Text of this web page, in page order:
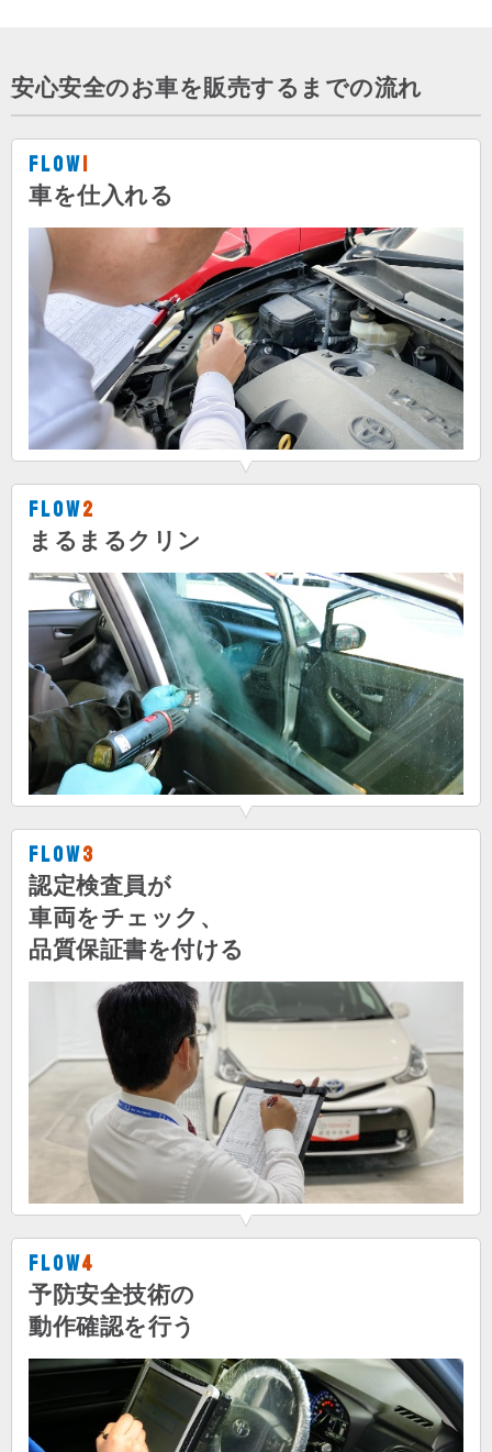
安心安全のお車を販売するまでの流れ
Flow1
車を仕入れる
Flow2
まるまるクリン
Flow3
認定検査員が
車両をチェック、
品質保証書を付ける
Flow4
予防安全技術の
動作確認を行う